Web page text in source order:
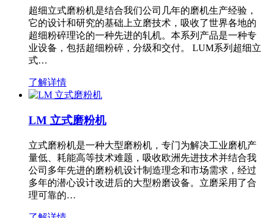
超细立式磨粉机是结合我们公司几年的磨机生产经验，
它的设计和研究的基础上立磨技术，吸收了世界各地的
超细粉碎理论的一种先进的轧机。本系列产品是一种专
业设备，包括超细粉碎，分级和交付。 LUM系列超细立
式…
了解详情
LM 立式磨粉机
立式磨粉机是一种大型磨粉机，专门为解决工业磨机产
量低、耗能高等技术难题，吸收欧洲先进技术并结合我
公司多年先进的磨粉机设计制造理念和市场需求，经过
多年的潜心设计改进后的大型粉磨设备。立磨采用了合
理可靠的…